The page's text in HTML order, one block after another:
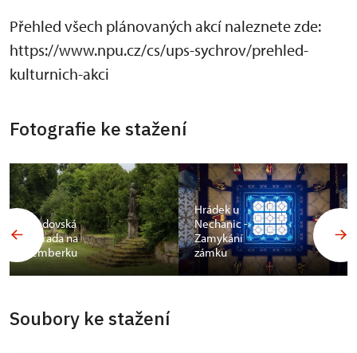
Přehled všech plánovaných akcí naleznete zde:
https://www.npu.cz/cs/ups-sychrov/prehled-
kulturnich-akci
Fotografie ke stažení
Bredovská
zahrada na
Lemberku
Hrádek u
Nechanic -
Zamykání
zámku
Soubory ke stažení